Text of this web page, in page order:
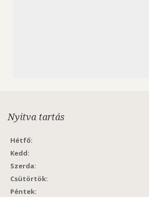
Nyitva tartás
Hétfő:
Kedd:
Szerda:
Csütörtök:
Péntek: